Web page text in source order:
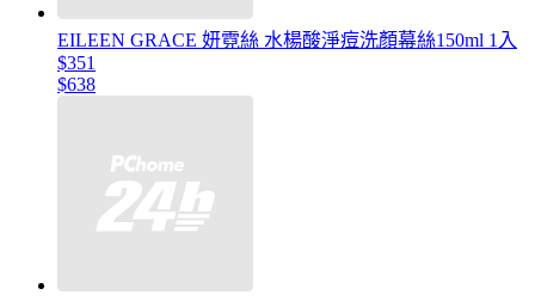
EILEEN GRACE 妍霓絲 水楊酸淨痘洗顏幕絲150ml 1入
$351
$638